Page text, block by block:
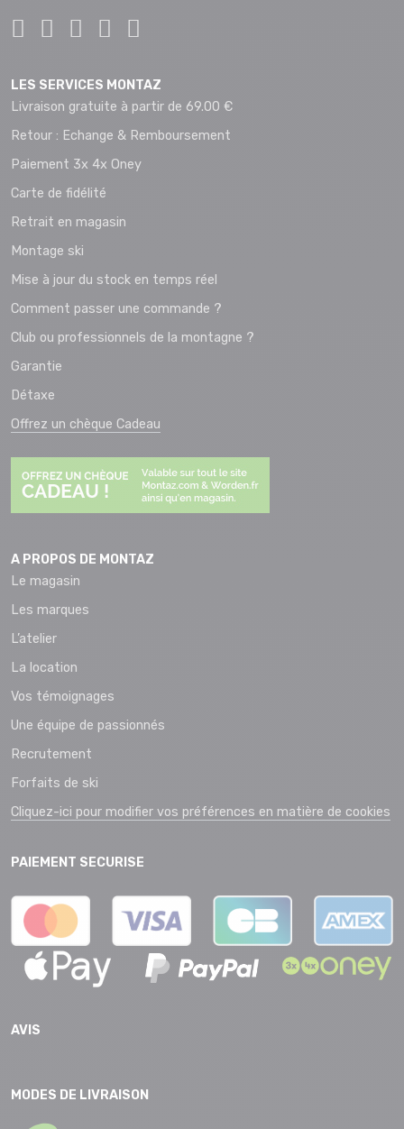
LES SERVICES MONTAZ
Livraison gratuite à partir de 69.00 €
Retour : Echange & Remboursement
Paiement 3x 4x Oney
Carte de fidélité
Retrait en magasin
Montage ski
Mise à jour du stock en temps réel
Comment passer une commande ?
Club ou professionnels de la montagne ?
Garantie
Détaxe
Offrez un chèque Cadeau
A PROPOS DE MONTAZ
Le magasin
Les marques
L’atelier
La location
Vos témoignages
Une équipe de passionnés
Recrutement
Forfaits de ski
Cliquez-ici pour modifier vos préférences en matière de cookies
PAIEMENT SECURISE
AVIS
MODES DE LIVRAISON